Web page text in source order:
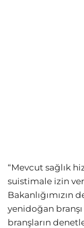
“Mevcut sağlık
suistimale izin
Bakanlığımızın
yenidoğan
branşların